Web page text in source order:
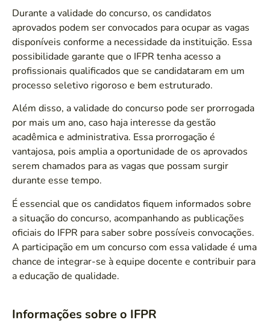
Durante a validade do concurso, os candidatos
aprovados podem ser convocados para ocupar as vagas
disponíveis conforme a necessidade da instituição. Essa
possibilidade garante que o IFPR tenha acesso a
profissionais qualificados que se candidataram em um
processo seletivo rigoroso e bem estruturado.
Além disso, a validade do concurso pode ser prorrogada
por mais um ano, caso haja interesse da gestão
acadêmica e administrativa. Essa prorrogação é
vantajosa, pois amplia a oportunidade de os aprovados
serem chamados para as vagas que possam surgir
durante esse tempo.
É essencial que os candidatos fiquem informados sobre
a situação do concurso, acompanhando as publicações
oficiais do IFPR para saber sobre possíveis convocações.
A participação em um concurso com essa validade é uma
chance de integrar-se à equipe docente e contribuir para
a educação de qualidade.
Informações sobre o IFPR